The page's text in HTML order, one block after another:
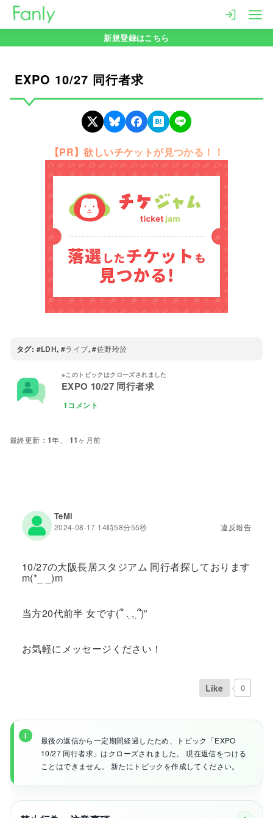
新規登録はこちら
EXPO 10/27 同行者求
【PR】欲しいチケットが見つかる！！
タグ: LDH, ライブ, 佐野玲於
EXPO 10/27 同行者求
1コメント
1年、 11ヶ月前
TeMi
2024-08-17 14時58分55秒 違反報告
10/27の大阪長居スタジアム 同行者探しております
m(*_ _)m
当方20代前半 女です(՞ ܸ. .ܸ ՞)”
お気軽にメッセージください！
Like 0
最後の返信から一定期間経過したため、トピック「EXPO
10/27 同行者求」はクローズされました。 現在返信をつける
ことはできません。 新たにトピックを作成してください。